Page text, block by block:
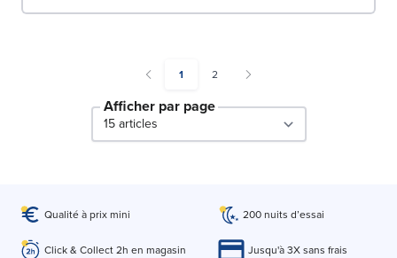
You're currently reading page
1 Page
2
Afficher par page
Qualité à prix mini 200 nuits d’essai
Click & Collect 2h en magasin Jusqu'à 3X sans frais